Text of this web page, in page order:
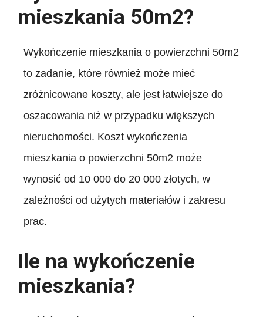
mieszkania 50m2?
Wykończenie mieszkania o powierzchni 50m2
to zadanie, które również może mieć
zróżnicowane koszty, ale jest łatwiejsze do
oszacowania niż w przypadku większych
nieruchomości. Koszt wykończenia
mieszkania o powierzchni 50m2 może
wynosić od 10 000 do 20 000 złotych, w
zależności od użytych materiałów i zakresu
prac.
Ile na wykończenie
mieszkania?